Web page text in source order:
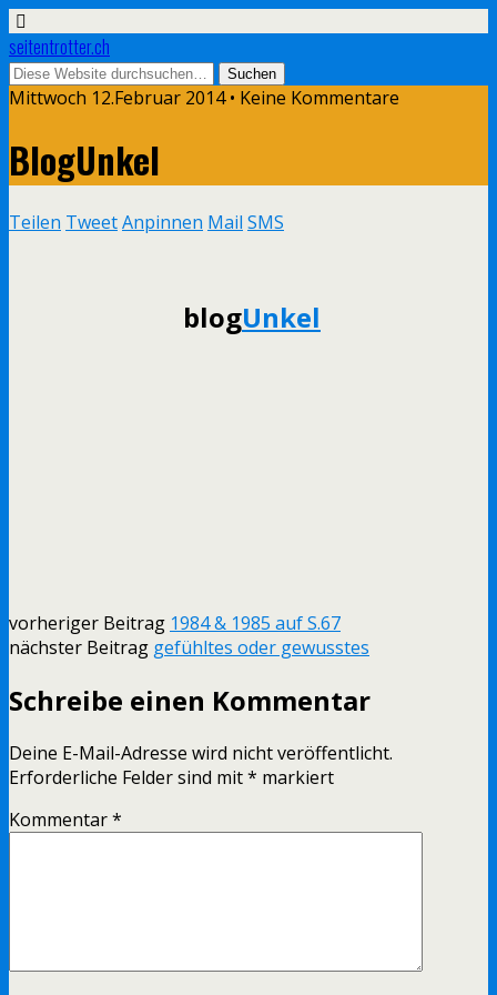
seitentrotter.ch
Mittwoch 12.Februar 2014 • Keine Kommentare
BlogUnkel
Teilen TweetAnpinnen Mail SMS
blogUnkel
vorheriger Beitrag 1984 & 1985 auf S.67
nächster Beitrag gefühltes oder gewusstes
Schreibe einen Kommentar
Deine E-Mail-Adresse wird nicht veröffentlicht.
Erforderliche Felder sind mit* markiert
Kommentar*